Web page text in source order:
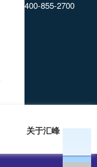
400-855-2700
关于汇峰